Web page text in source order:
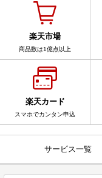
楽天市場
商品数は1億点以上
楽天カード
スマホでカンタン申込
サービス一覧